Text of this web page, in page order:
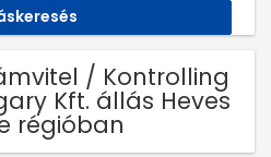
/ Kontrolling
Kft. állás Heves
régióban